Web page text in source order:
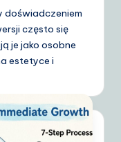
doświadczeniem
często się
je jako osobne
estetyce i